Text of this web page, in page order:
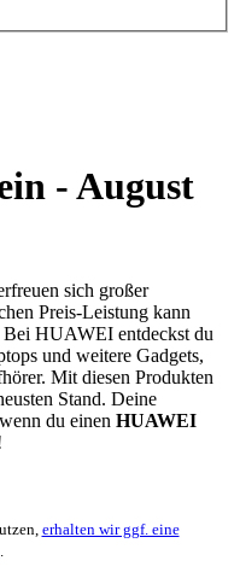
- August
sich großer
Preis-Leistung kann
Bei HUAWEI entdeckst du
und weitere Gadgets,
Mit diesen Produkten
Stand. Deine
du einen HUAWEI
erhalten wir ggf. eine